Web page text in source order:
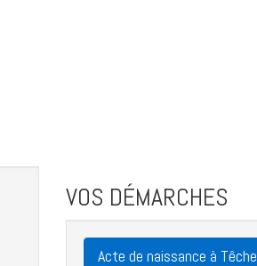
VOS DÉMARCHES
Acte de naissance à Têche